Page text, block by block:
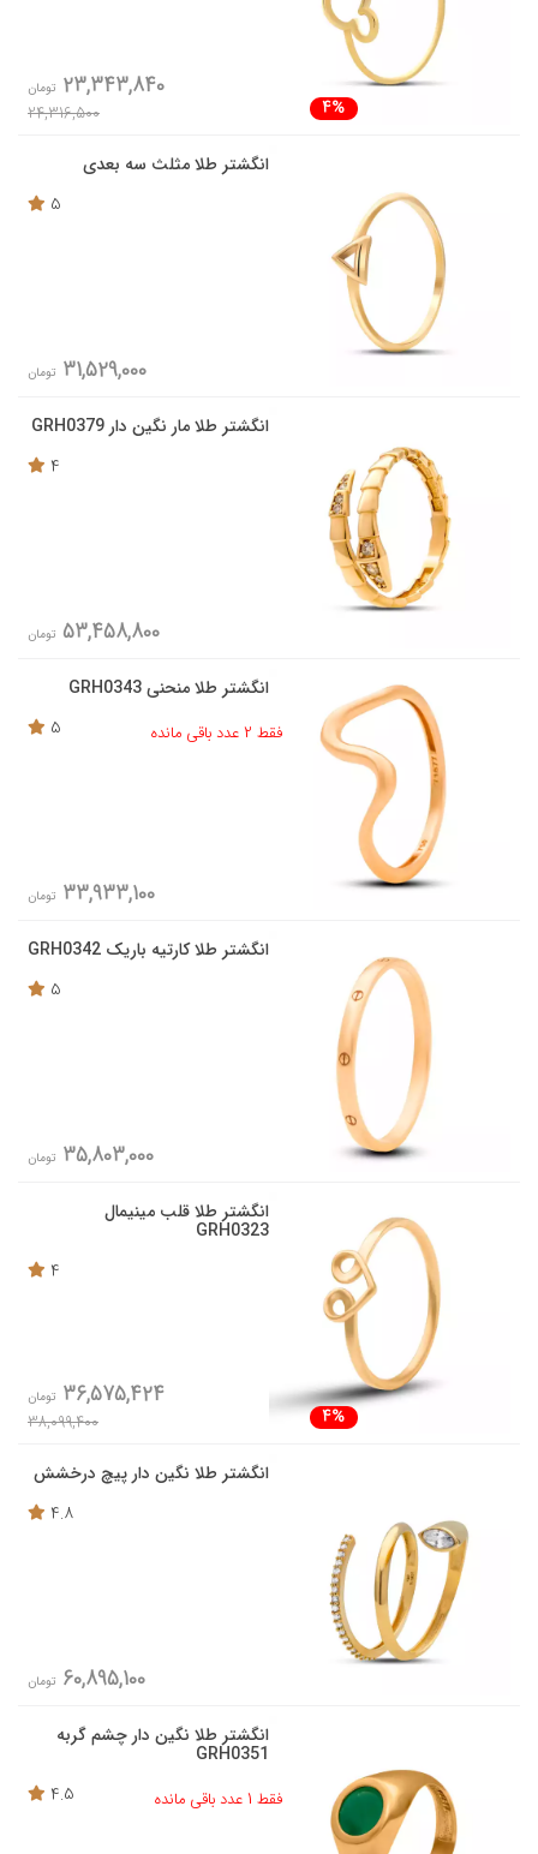
4%
23,343,840 تومان
24,316,500
انگشتر طلا مثلث سه بعدی
5
31,529,000 تومان
انگشتر طلا مار نگین دار GRH0379
4
53,458,800 تومان
انگشتر طلا منحنی GRH0343
فقط 2 عدد باقی مانده
5
33,933,100 تومان
انگشتر طلا کارتیه باریک GRH0342
5
35,803,000 تومان
انگشتر طلا قلب مینیمال
GRH0323
4
4%
36,575,424 تومان
38,099,400
انگشتر طلا نگین دار پیچ درخشش
4.8
60,895,100 تومان
انگشتر طلا نگین دار چشم گربه
GRH0351
فقط 1 عدد باقی مانده
4.5